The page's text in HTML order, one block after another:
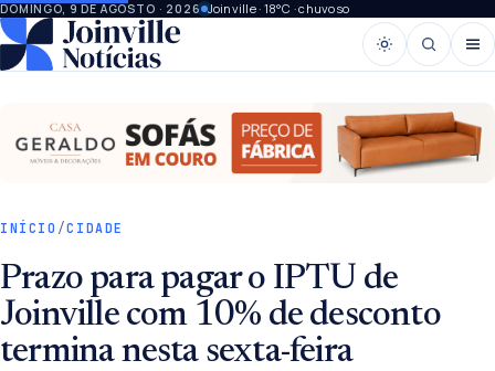
DOMINGO, 9 DE AGOSTO · 2026 Joinville · 18°C · chuvoso
INÍCIO /CIDADE
Prazo para pagar o IPTU de
Joinville com 10% de desconto
termina nesta sexta-feira